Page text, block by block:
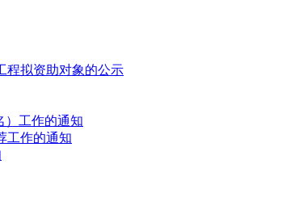
程拟资助对象的公示
）工作的通知
工作的通知